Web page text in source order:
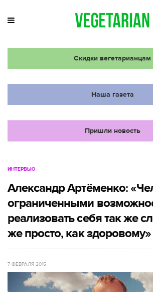
Скидки вегетарианцам
Наша газета
Пришли новость
ИНТЕРВЬЮ
Александр Артёменко:
ограниченными
реализовать себя так же
же просто, как здоровому»
7 ФЕВРАЛЯ 2015